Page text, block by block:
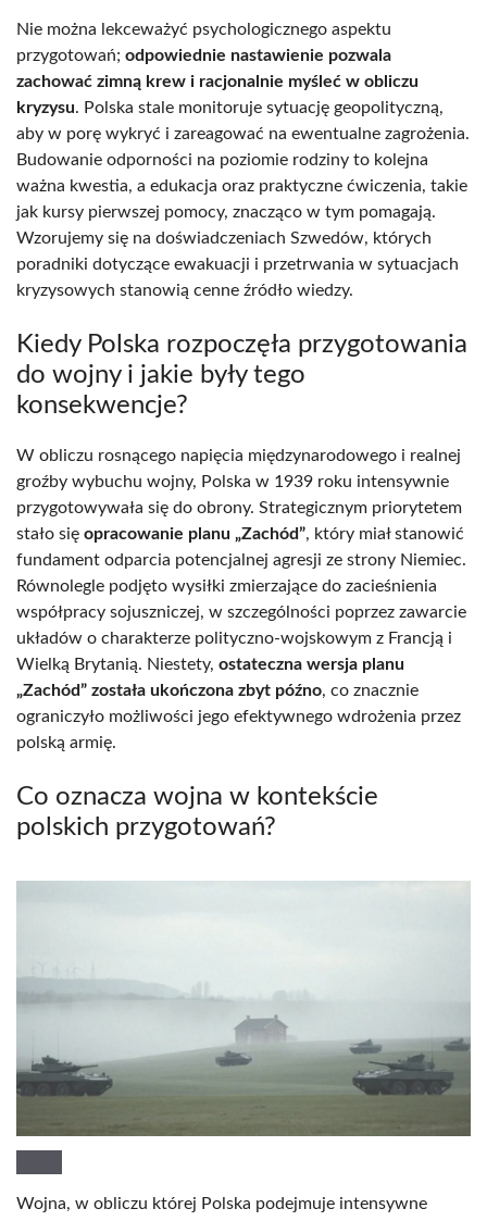
Nie można lekceważyć psychologicznego aspektu
przygotowań; odpowiednie nastawienie pozwala
zachować zimną krew i racjonalnie myśleć w obliczu
kryzysu. Polska stale monitoruje sytuację geopolityczną,
aby w porę wykryć i zareagować na ewentualne zagrożenia.
Budowanie odporności na poziomie rodziny to kolejna
ważna kwestia, a edukacja oraz praktyczne ćwiczenia, takie
jak kursy pierwszej pomocy, znacząco w tym pomagają.
Wzorujemy się na doświadczeniach Szwedów, których
poradniki dotyczące ewakuacji i przetrwania w sytuacjach
kryzysowych stanowią cenne źródło wiedzy.
Kiedy Polska rozpoczęła przygotowania
do wojny i jakie były tego
konsekwencje?
W obliczu rosnącego napięcia międzynarodowego i realnej
groźby wybuchu wojny, Polska w 1939 roku intensywnie
przygotowywała się do obrony. Strategicznym priorytetem
stało się opracowanie planu „Zachód”, który miał stanowić
fundament odparcia potencjalnej agresji ze strony Niemiec.
Równolegle podjęto wysiłki zmierzające do zacieśnienia
współpracy sojuszniczej, w szczególności poprzez zawarcie
układów o charakterze polityczno-wojskowym z Francją i
Wielką Brytanią. Niestety, ostateczna wersja planu
„Zachód” została ukończona zbyt późno, co znacznie
ograniczyło możliwości jego efektywnego wdrożenia przez
polską armię.
Co oznacza wojna w kontekście
polskich przygotowań?
Wojna, w obliczu której Polska podejmuje intensywne